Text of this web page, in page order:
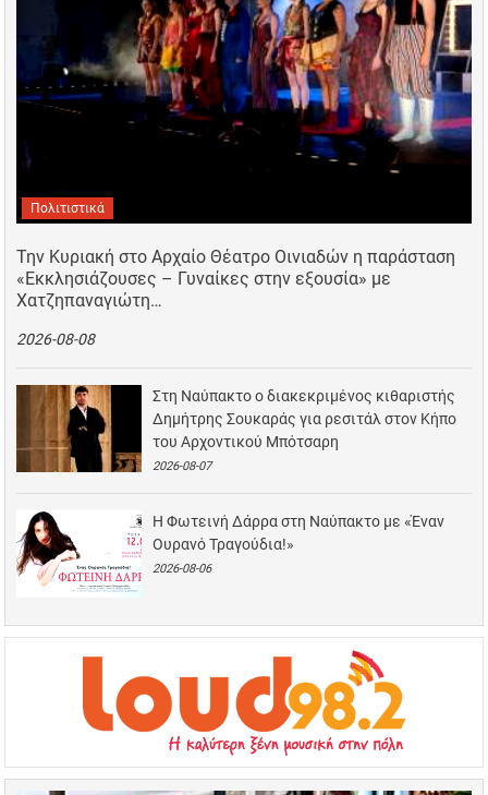
Πολιτιστικά
Την Κυριακή στο Αρχαίο Θέατρο Οινιαδών η παράσταση
«Εκκλησιάζουσες – Γυναίκες στην εξουσία» με
Χατζηπαναγιώτη…
2026-08-08
Στη Ναύπακτο ο διακεκριμένος κιθαριστής
Δημήτρης Σουκαράς για ρεσιτάλ στον Κήπο
του Αρχοντικού Μπότσαρη
2026-08-07
Η Φωτεινή Δάρρα στη Ναύπακτο με «Έναν
Ουρανό Τραγούδια!»
2026-08-06